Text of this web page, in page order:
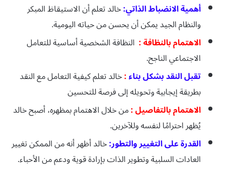
أهمية الانضباط الذاتي:خالد تعلم أن الاستيقاظ المبكر
والنظام الجيد يمكن أن يحسن من حياته اليومية.
الاهتمام بالنظافة : النظافة الشخصية أساسية للتعامل
الاجتماعي الناجح.
تقبل النقد بشكل بناء:خالد تعلم كيفية التعامل مع النقد
بطريقة إيجابية وتحويله إلى فرصة للتحسين
الاهتمام بالتفاصيل :من خلال الاهتمام بمظهره، أصبح خالد
يُظهر احترامًا لنفسه وللآخرين.
القدرة على التغيير والتطور:خالد أظهر أنه من الممكن تغيير
العادات السلبية وتطوير الذات بإرادة قوية ودعم من الأحباء.